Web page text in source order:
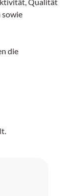
sowie
die